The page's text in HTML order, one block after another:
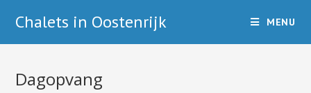
Chalets in Oostenrijk MENU
Dagopvang